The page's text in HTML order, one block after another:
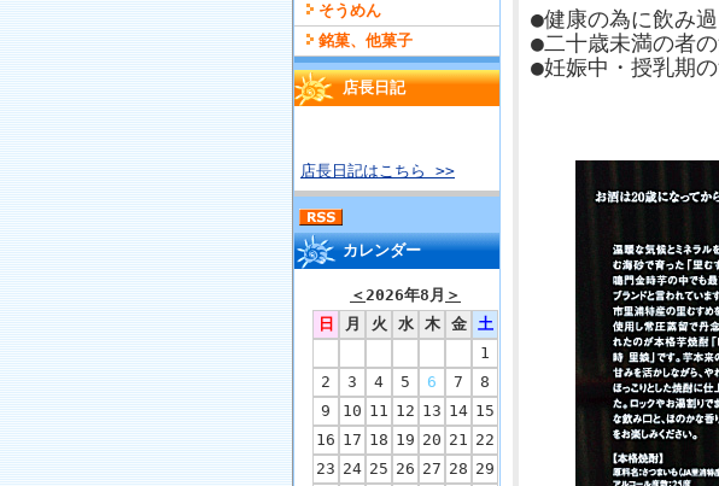
そうめん
銘菓、他菓子
店長日記
店長日記はこちら >>
カレンダー
＜2026年8月 ＞
日
月 火 水 木 金
土
1
2
3 4 5 6 7
8
9
10 11 12 13 14 15
16 17 18 19 20 21 22
23 24 25 26 27 28 29
●健康の為に飲み
●二十歳未満の者
●妊娠中・授乳期